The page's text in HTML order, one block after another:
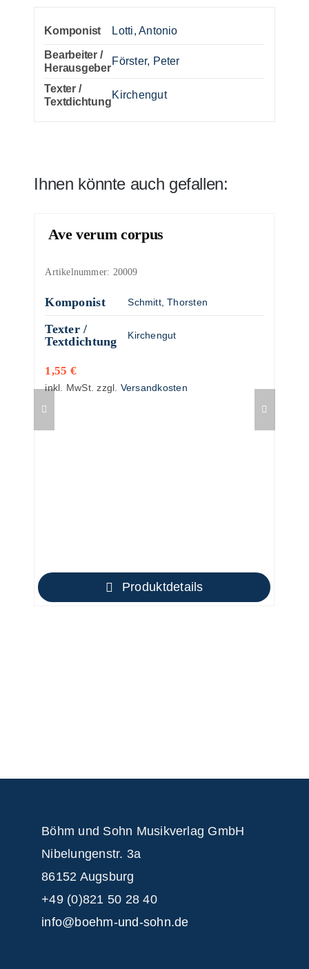
Komponist Lotti, Antonio
Bearbeiter /
Herausgeber
Förster, Peter
Texter /
Textdichtung
Kirchengut
Ihnen könnte auch gefallen:
Ave verum corpus
Artikelnummer: 20009
Komponist Schmitt, Thorsten
Texter /
Textdichtung
Kirchengut
1,55 €
inkl. MwSt. zzgl. Versandkosten
Produktdetails
Böhm und Sohn Musikverlag GmbH
Nibelungenstr. 3a
86152 Augsburg
+49 (0)821 50 28 40
info@boehm-und-sohn.de